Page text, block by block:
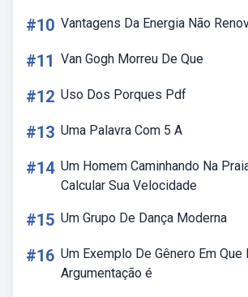
#10 Vantagens Da Energia Não
#11 Van Gogh Morreu De Que
#12 Uso Dos Porques Pdf
#13 Uma Palavra Com 5 A
#14 Um Homem Caminhando Na
Calcular Sua Velocidade
#15 Um Grupo De Dança Moderna
#16 Um Exemplo De Gênero Em Que
Argumentação é